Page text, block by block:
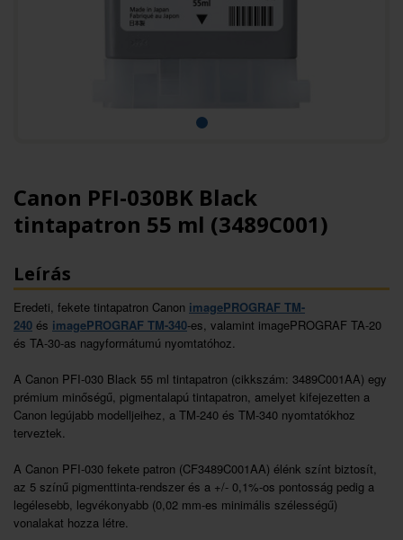
Canon PFI-030BK Black
tintapatron 55 ml (3489C001)
Leírás
Eredeti, fekete tintapatron Canon imagePROGRAF TM-
240 és imagePROGRAF TM-340-es, valamint imagePROGRAF TA-20
és TA-30-as nagyformátumú nyomtatóhoz.
A Canon PFI-030 Black 55 ml tintapatron (cikkszám: 3489C001AA) egy
prémium minőségű, pigmentalapú tintapatron, amelyet kifejezetten a
Canon legújabb modelljeihez, a TM-240 és TM-340 nyomtatókhoz
terveztek.
A Canon PFI-030 fekete patron (CF3489C001AA) élénk színt biztosít,
az 5 színű pigmenttinta-rendszer és a +/- 0,1%-os pontosság pedig a
legélesebb, legvékonyabb (0,02 mm-es minimális szélességű)
vonalakat hozza létre.